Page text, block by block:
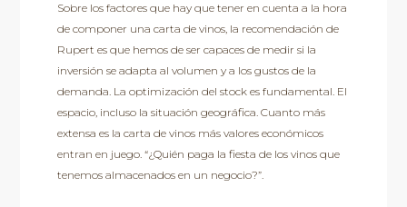
Sobre los factores que hay que tener en cuenta a la hora
de componer una carta de vinos, la recomendación de
Rupert es que hemos de ser capaces de medir si la
inversión se adapta al volumen y a los gustos de la
demanda. La optimización del stock es fundamental. El
espacio, incluso la situación geográfica. Cuanto más
extensa es la carta de vinos más valores económicos
entran en juego. “¿Quién paga la fiesta de los vinos que
tenemos almacenados en un negocio?”.